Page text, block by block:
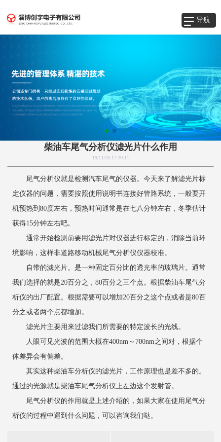
导航
柴油车尾气分析仪滤光片什么作用
19/11/26 17:20:11
尾气分析仪就是检测汽车尾气的仪器。今天来了解滤光片标
定仪器的问题，需要按照使用说明书连接好管路系统，一般要开
机预热到80度左右，预热时间通常是在七八分钟左右，冬季估计
获得15分钟左右吧。
通常开始检测前要用滤光片对仪器进行标定的，消除当前环
境影响，这样非道路移动机械尾气分析仪仪器校准。
自带的滤光片。是一种固定百分比的透光率的玻璃片。通常
我们选择的就是20百分之，80百分之三个点。根据柴油车尾气分
析仪的出厂配置。根据需要可以增加20百分之这个点或者是80百
分之或者两个点都增加。
滤光片主要用来过滤我们所需要的特定波长的光线。
人眼可见光波的范围大概在400nm～700nm之间对，根据个
体差异会有偏差。
其实这种柴油车分析仪的滤光片，工作原理也是差不多的。
通过的光源就是柴油车尾气分析仪上左边这个发射管。
尾气分析仪的作用就是上述介绍的，如果大家在使用尾气分
析仪的过程中遇到什么问题，可以咨询我们哒。